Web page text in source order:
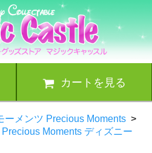
カートを見る
ーメンツ Precious Moments >
Moments ディズニー